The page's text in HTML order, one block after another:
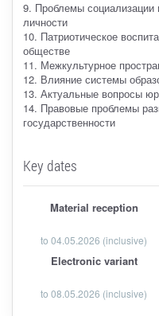
9. Проблемы социализации
личности
10. Патриотическое
обществе
11. Межкультурное
12. Влияние системы
13. Актуальные вопросы
14. Правовые проблемы
государственности
Key dates
Material reception
to04.05.2026 (inclusive)
Electronic variant
to 08.05.2026 (inclusive)